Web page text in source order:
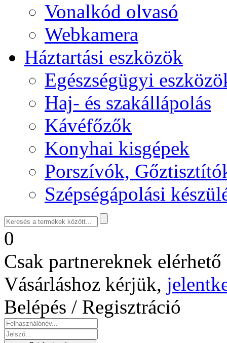
Vonalkód olvasó
Webkamera
Háztartási eszközök
Egészségügyi
Haj- és szakállápolás
Kávéfőzők
Konyhai kisgépek
Porszívók,
Szépségápolási
0
Csak partnereknek
Vásárláshoz kérjük,
Belépés / Regisztráció